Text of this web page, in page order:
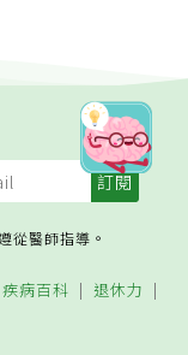
從醫師指導。
疾病百科
退休力